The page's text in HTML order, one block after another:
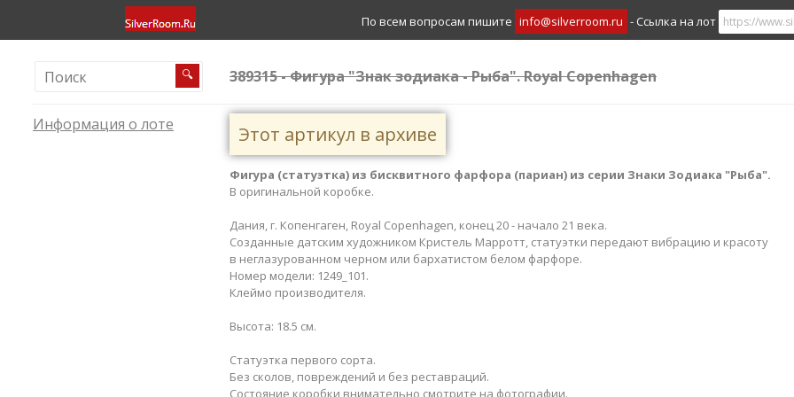
По всем вопросам пишите info@silverroom.ru - Ссылка на лот
🔍 389315 - Фигура "Знак зодиака - Рыба". Royal Copenhagen
Информация о лоте Этот артикул в архиве
Фигура (статуэтка) из бисквитного фарфора (париан) из серии Знаки Зодиака "Рыба​".
В оригинальной коробке.
Дания, г. Копенгаген, Royal Copenhagen, конец 20 - начало 21 века.
Созданные датским художником Кристель Марротт, статуэтки передают вибрацию и красоту
в неглазурованном черном или бархатистом белом фарфоре.
Номер модели: 1249_101.
Клеймо производителя.
Высота: 18.5 см.
Статуэтка первого сорта.
Без сколов, повреждений и без реставраций.
​Состояние коробки внимательно смотрите на фотографии.